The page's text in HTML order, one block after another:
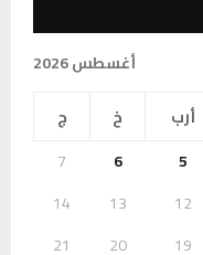
أغسطس 2026
أرب خ
ج
5
6
7
12
13
14
19
20
21